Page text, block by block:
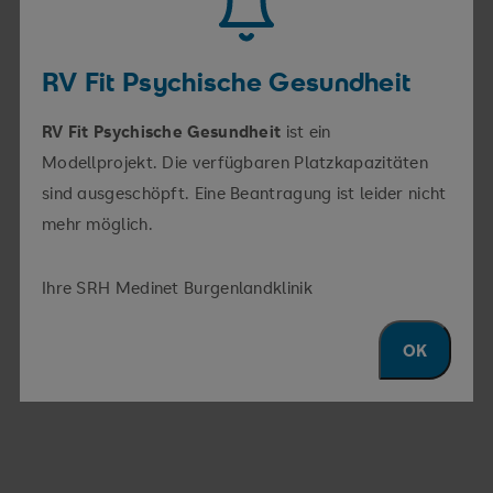
RV Fit Psychische Gesundheit
RV Fit Psychische Gesundheit ist ein
Modellprojekt. Die verfügbaren Platzkapazitäten
sind ausgeschöpft. Eine Beantragung ist leider nicht
mehr möglich.
Ihre SRH Medinet Burgenlandklinik
OK
Wir sind für Sie da
Allgemeiner Kontakt
Sekretariat
034463 60-659
a.brueckner@medinet-gmbh.de
Kä­the-Kru­se-Straße 2, 06628
Naumburg